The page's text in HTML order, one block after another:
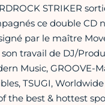
STRIKER
ce double CD
par le maître
travail de DJ/
Music, GROOVE-
TSUGI, Worldwide
the best & hottest